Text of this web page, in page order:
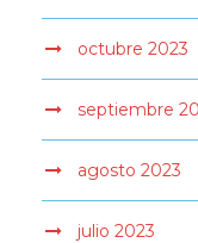
octubre 2023
septiembre
agosto 2023
julio 2023